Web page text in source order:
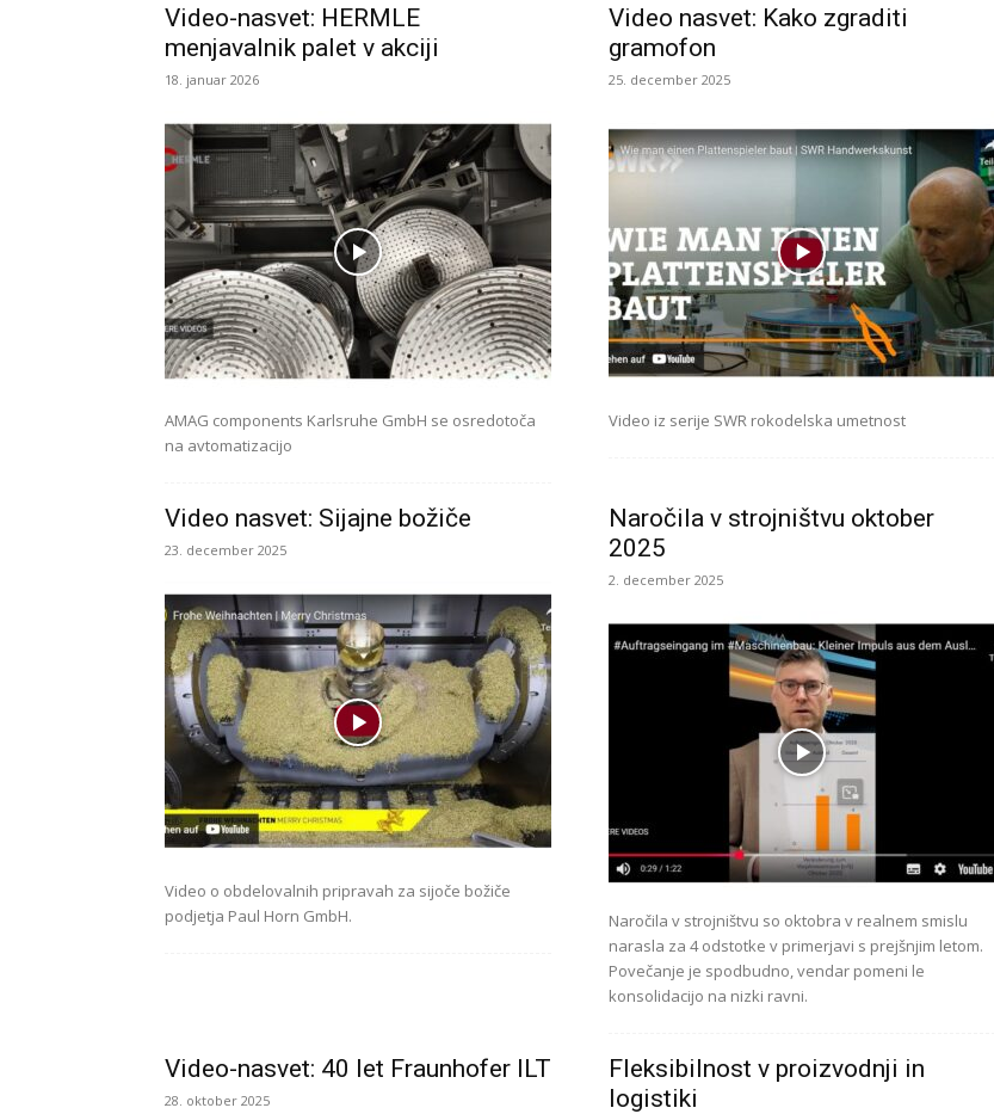
Video-nasvet: HERMLE
menjavalnik palet v akciji
18. januar 2026
AMAG components Karlsruhe GmbH se osredotoča
na avtomatizacijo
Video nasvet: Kako zgraditi
gramofon
25. december 2025
Video iz serije SWR rokodelska umetnost
Video nasvet: Sijajne božiče
23. december 2025
Video o obdelovalnih pripravah za sijoče božiče
podjetja Paul Horn GmbH.
Naročila v strojništvu oktober
2025
2. december 2025
Naročila v strojništvu so oktobra v realnem smislu
narasla za 4 odstotke v primerjavi s prejšnjim letom.
Povečanje je spodbudno, vendar pomeni le
konsolidacijo na nizki ravni.
Video-nasvet: 40 let Fraunhofer ILT
28. oktober 2025
Fleksibilnost v proizvodnji in
logistiki